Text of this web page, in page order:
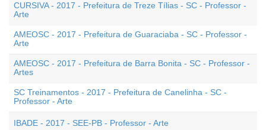
CURSIVA - 2017 - Prefeitura de Treze Tílias - SC - Professor -
Arte
AMEOSC - 2017 - Prefeitura de Guaraciaba - SC - Professor -
Arte
AMEOSC - 2017 - Prefeitura de Barra Bonita - SC - Professor -
Artes
SC Treinamentos - 2017 - Prefeitura de Canelinha - SC -
Professor - Arte
IBADE - 2017 - SEE-PB - Professor - Arte